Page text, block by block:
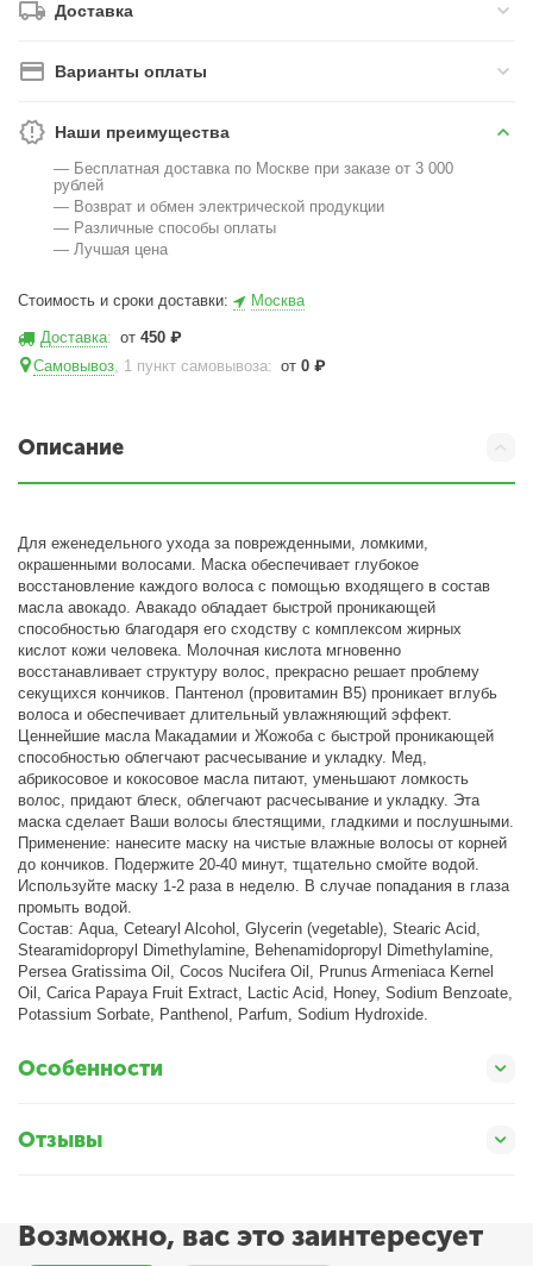
Доставка
Варианты оплаты
Наши преимущества
— Бесплатная доставка по Москве при заказе от 3 000
рублей
— Возврат и обмен электрической продукции
— Различные способы оплаты
— Лучшая цена
Стоимость и сроки доставки: Москва
Доставка: от450 ₽
Самовывоз, 1 пункт самовывоза: от0 ₽
Описание
Для еженедельного ухода за поврежденными, ломкими,
окрашенными волосами. Маска обеспечивает глубокое
восстановление каждого волоса с помощью входящего в состав
масла авокадо. Авакадо обладает быстрой проникающей
способностью благодаря его сходству с комплексом жирных
кислот кожи человека. Молочная кислота мгновенно
восстанавливает структуру волос, прекрасно решает проблему
секущихся кончиков. Пантенол (провитамин В5) проникает вглубь
волоса и обеспечивает длительный увлажняющий эффект.
Ценнейшие масла Макадамии и Жожоба с быстрой проникающей
способностью облегчают расчесывание и укладку. Мед,
абрикосовое и кокосовое масла питают, уменьшают ломкость
волос, придают блеск, облегчают расчесывание и укладку. Эта
маска сделает Ваши волосы блестящими, гладкими и послушными.
Применение: нанесите маску на чистые влажные волосы от корней
до кончиков. Подержите 20-40 минут, тщательно смойте водой.
Используйте маску 1-2 раза в неделю. В случае попадания в глаза
промыть водой.
Состав: Aqua, Cetearyl Alcohol, Glycerin (vegetable), Stearic Acid,
Stearamidopropyl Dimethylamine, Behenamidopropyl Dimethylamine,
Persea Gratissima Oil, Cocos Nucifera Oil, Prunus Armeniaca Kernel
Oil, Carica Papaya Fruit Extract, Lactic Acid, Honey, Sodium Benzoate,
Potassium Sorbate, Panthenol, Parfum, Sodium Hydroxide.
Особенности
Отзывы
Возможно, вас это заинтересует